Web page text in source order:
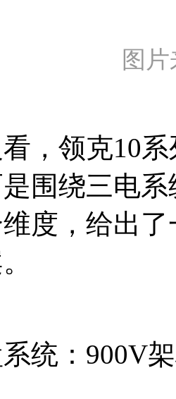
图
，领克10
围绕三电
度，给出
统：900V